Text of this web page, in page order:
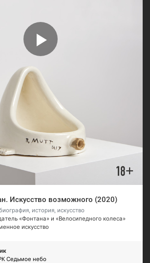
Искусство возможного (2020)
история, искусство
«Фонтана» и «Велосипедного колеса»
искусство
Седьмое небо